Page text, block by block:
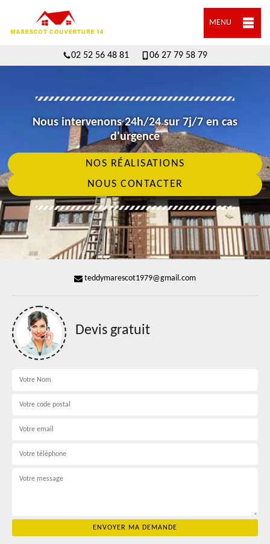
MENU
02 52 56 48 81 06 27 79 58 79
Nous intervenons 24h/24 sur 7j/7 en cas
d'urgence
NOS RÉALISATIONS
NOUS CONTACTER
teddymarescot1979@gmail.com
Devis gratuit